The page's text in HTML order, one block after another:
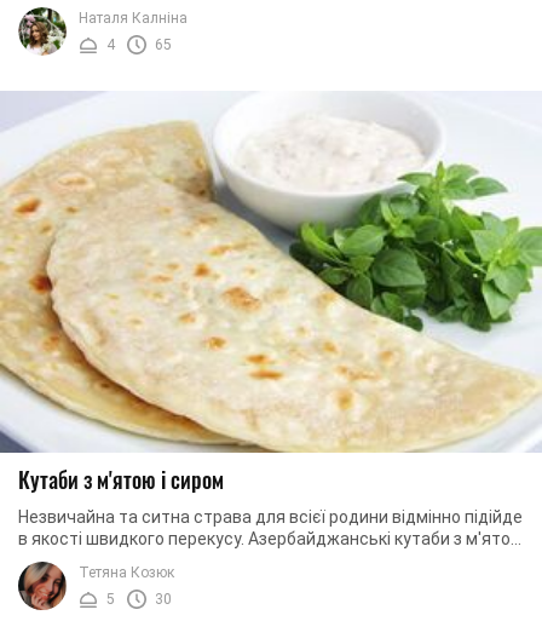
великої родини. Ви навіть легко зможете ...
Наталя Калніна
4
65
Кутаби з м'ятою і сиром
Незвичайна та ситна страва для всієї родини відмінно підійде
в якості швидкого перекусу. Азербайджанські кутаби з м'ятою
і сиром готувати дуже легко ...
Тетяна Козюк
5
30